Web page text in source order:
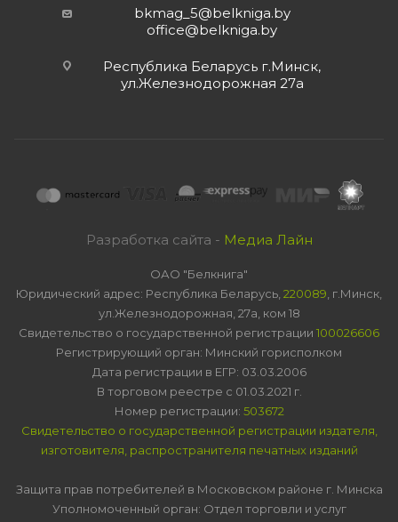
bkmag_5@belkniga.by
office@belkniga.by
Республика Беларусь г.Минск,
ул.Железнодорожная 27а
Разработка сайта - Медиа Лайн
ОАО "Белкнига"
Юридический адрес: Республика Беларусь, 220089 , г.Минск,
ул.Железнодорожная, 27а, ком 18
Свидетельство о государственной регистрации 100026606
Регистрирующий орган: Минский горисполком
Дата регистрации в ЕГР: 03.03.2006
В торговом реестре с 01.03.2021 г.
Номер регистрации: 503672
Свидетельство о государственной регистрации издателя,
изготовителя, распространителя печатных изданий
Защита прав потребителей в Московском районе г. Минска
Уполномоченный орган: Отдел торговли и услуг